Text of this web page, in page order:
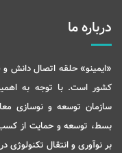
درباره ما
«ایمینو» حلقه اتصال دانش
کشور است. با توجه به
سازمان توسعه و نوسازی
بسط، توسعه و حمایت از کسب و
بر نوآوری و انتقال تکنولوژی در شهریور